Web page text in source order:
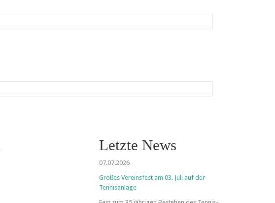
Letzte News
07.07.2026
Großes Vereinsfest am 03. Juli auf der
Tennisanlage